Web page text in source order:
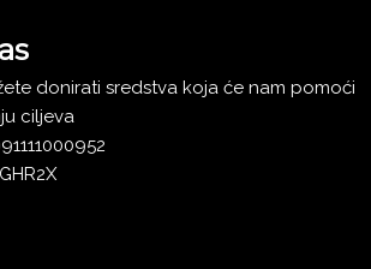
donirati sredstva koja će nam pomoći
ciljeva